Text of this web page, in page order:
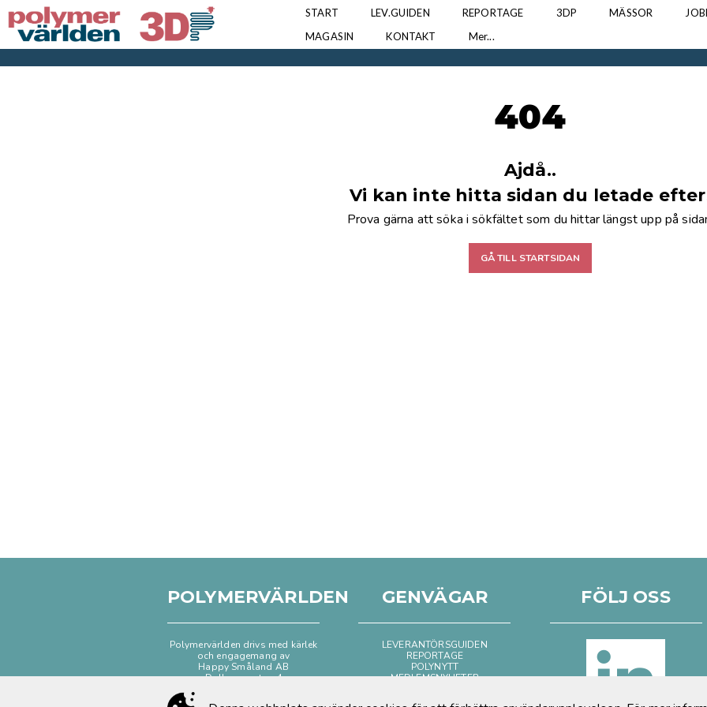
START LEV.GUIDEN REPORTAGE 3DP MÄSSOR
MAGASIN
KONTAKT Mer...
404
Ajdå..
Vi kan inte hitta sidan du letade
Prova gärna att söka i sökfältet som du hittar längst upp på
GÅ TILL STARTSIDAN
POLYMERVÄRLDEN
Polymervärlden drivs med kärlek
och engagemang av
Happy Småland AB
Dalhemsgatan 4
GENVÄGAR
LEVERANTÖRSGUIDEN
REPORTAGE
POLYNYTT
MEDLEMSNYHETER
FÖLJ OSS